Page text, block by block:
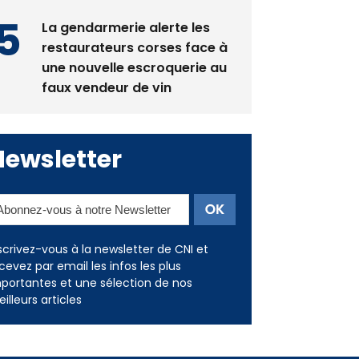
La gendarmerie alerte les
restaurateurs corses face à
une nouvelle escroquerie au
faux vendeur de vin
vous à la newsletter de CNI et
par email les infos les plus
et une sélection de nos
articles